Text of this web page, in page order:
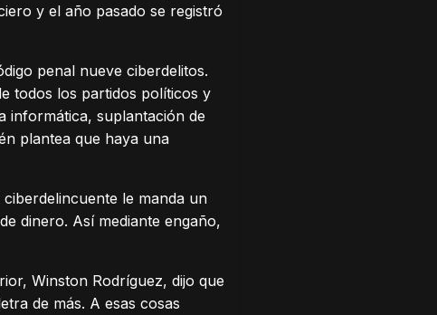
y el año pasado se registró
penal nueve ciberdelitos.
todos los partidos políticos y
informática, suplantación de
plantea que haya una
le manda un
dinero. Así mediante engaño,
Winston Rodríguez, dijo que
de más. A esas cosas